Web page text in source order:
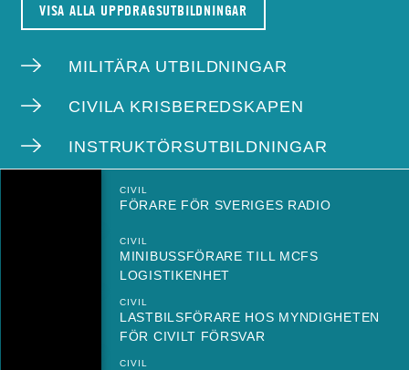
VISA ALLA UPPDRAGSUTBILDNINGAR
MILITÄRA UTBILDNINGAR
CIVILA KRISBEREDSKAPEN
INSTRUKTÖRSUTBILDNINGAR
CIVIL
FÖRARE FÖR SVERIGES RADIO
CIVIL
MINIBUSSFÖRARE TILL MCFS
LOGISTIKENHET
CIVIL
LASTBILSFÖRARE HOS MYNDIGHETEN
FÖR CIVILT FÖRSVAR
CIVIL